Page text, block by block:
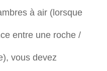
à air (lorsque
entre une roche /
vous devez